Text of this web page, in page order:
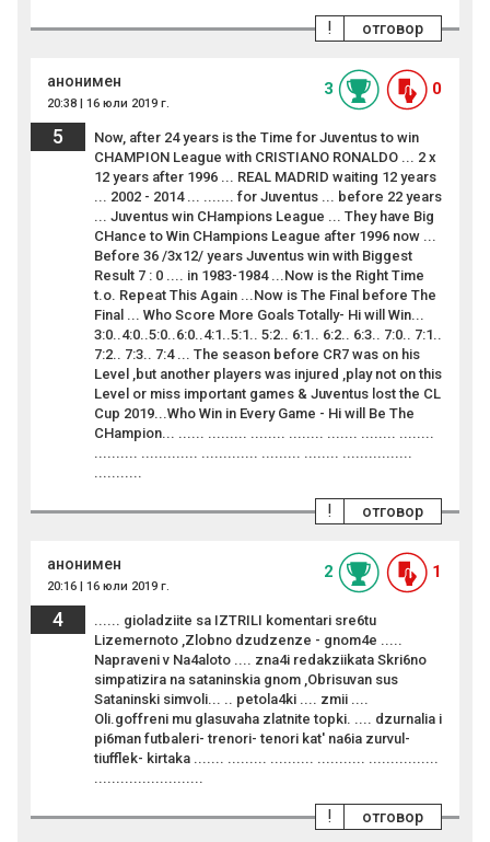
отговор
!
анонимен
20:38 | 16 юли 2019 г.
3 0
5
Now, after 24 years is the Time for Juventus to win
CHAMPION League with CRISTIANO RONALDO ... 2 x
12 years after 1996 ... REAL MADRID waiting 12 years
... 2002 - 2014 ... ....... for Juventus ... before 22 years
... Juventus win CHampions League ... They have Big
CHance to Win CHampions League after 1996 now ...
Before 36 /3x12/ years Juventus win with Biggest
Result 7 : 0 .... in 1983-1984 ...Now is the Right Time
t.o. Repeat This Again ...Now is The Final before The
Final ... Who Score More Goals Totally- Hi will Win...
3:0..4:0..5:0..6:0..4:1..5:1.. 5:2.. 6:1.. 6:2.. 6:3.. 7:0.. 7:1..
7:2.. 7:3.. 7:4 ... The season before CR7 was on his
Level ,but another players was injured ,play not on this
Level or miss important games & Juventus lost the CL
Cup 2019...Who Win in Every Game - Hi will Be The
CHampion... ...... ......... ........ ........ ....... ........ ........
.......... ............. ............. ......... ........ ................
...........
отговор
!
анонимен
20:16 | 16 юли 2019 г.
2 1
4
...... gioladziite sa IZTRILI komentari sre6tu
Lizemernoto ,Zlobno dzudzenze - gnom4e .....
Napraveni v Na4aloto .... zna4i redakziikata Skri6no
simpatizira na sataninskia gnom ,Obrisuvan sus
Sataninski simvoli... .. petola4ki .... zmii ....
Oli.goffreni mu glasuvaha zlatnite topki. .... dzurnalia i
pi6man futbaleri- trenori- tenori kat' na6ia zurvul-
tiufflek- kirtaka ....... ......... .......... ........... ................
.........................
отговор
!